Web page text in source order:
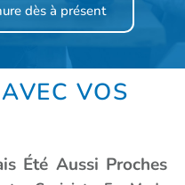
dès à présent
VOS
Été Aussi Proches